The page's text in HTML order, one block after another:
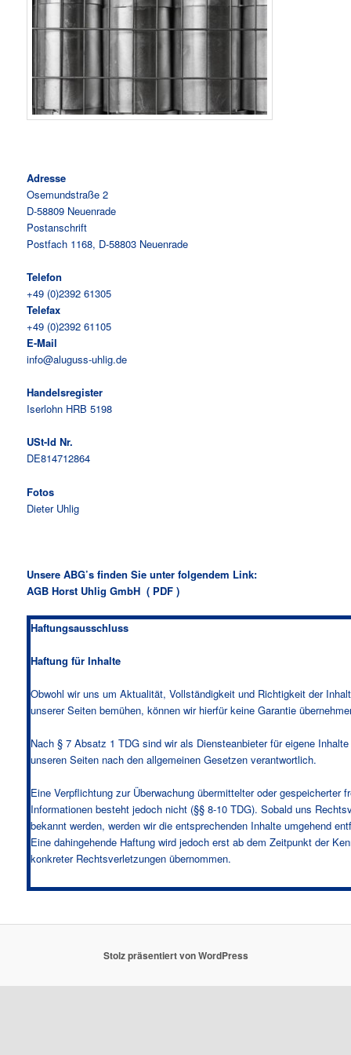
Adresse
Osemundstraße 2
D-58809 Neuenrade
Postanschrift
Postfach 1168, D-58803 Neuenrade
Telefon
+49 (0)2392 61305
Telefax
+49 (0)2392 61105
E-Mail
info@aluguss-uhlig.de
Handelsregister
Iserlohn HRB 5198
USt-Id Nr.
DE814712864
Fotos
Dieter Uhlig
Unsere ABG’s finden Sie unter folgendem Link:
AGB Horst Uhlig GmbH ( PDF )
Haftungsausschluss
Haftung für Inhalte
Obwohl wir uns um Aktualität, Vollständigkeit und Richtigkeit der
unserer Seiten bemühen, können wir hierfür keine Garantie
Nach § 7 Absatz 1 TDG sind wir als Diensteanbieter für eigene
unseren Seiten nach den allgemeinen Gesetzen verantwortlich.
Eine Verpflichtung zur Überwachung übermittelter oder gespeicherter
Informationen besteht jedoch nicht (§§ 8-10 TDG). Sobald uns
bekannt werden, werden wir die entsprechenden Inhalte umgehend
Eine dahingehende Haftung wird jedoch erst ab dem Zeitpunkt der
konkreter Rechtsverletzungen übernommen.
Haftung für Links
Unsere Seiten enthalten Links auf externe Webseiten Dritter. Auf die
Inhalte ist immer der jeweilige Anbieter oder Betreiber verantwortlich,
Stolz präsentiert von WordPress